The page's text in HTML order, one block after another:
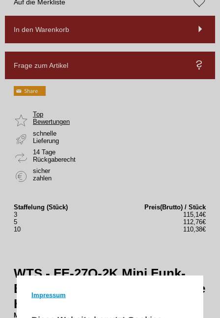
Impressum
Auf die Merkliste
In den Warenkorb
Frage zum Artikel
Top
Bewertungen
schnelle
Lieferung
14 Tage
Rückgaberecht
sicher
zahlen
Staffelung (Stück)
Preis(Brutto) / Stück
3
115,14€
5
112,76€
10
110,38€
WTS - FE-27Q-2K Mini Funk-
Empfänger, 230V, 2-Kanal (ohne
Handsender)
Mini Funk-Empfänger FE-27Q 230V, 2-Kanal